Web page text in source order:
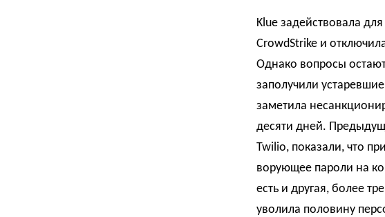
Klue задействовала
CrowdStrike и
Однако вопросы
заполучили
заметила
десяти дней.
Twilio, показали, что
ворующее пароли на
есть и другая, более
уволила половину